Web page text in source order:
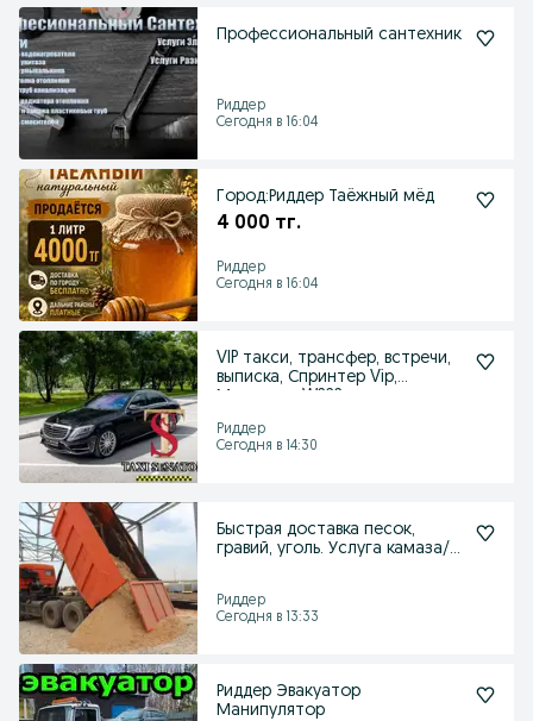
Профессиональный сантехник
Риддер
Сегодня в 16:04
Город:Риддер Таëжный мëд
4 000 тг.
Риддер
Сегодня в 16:04
VIP такси, трансфер, встречи,
выписка, Спринтер Vip,
Риддер
Сегодня в 14:30
Быстрая доставка песок,
гравий, уголь. Услуга камаза/
Риддер
Сегодня в 13:33
Риддер Эвакуатор
Манипулятор